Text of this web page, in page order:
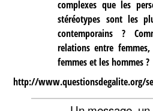
complexes que les
stéréotypes sont les
contemporains ?
relations entre
femmes et les hommes ?
http://www.questionsdegalite.org/